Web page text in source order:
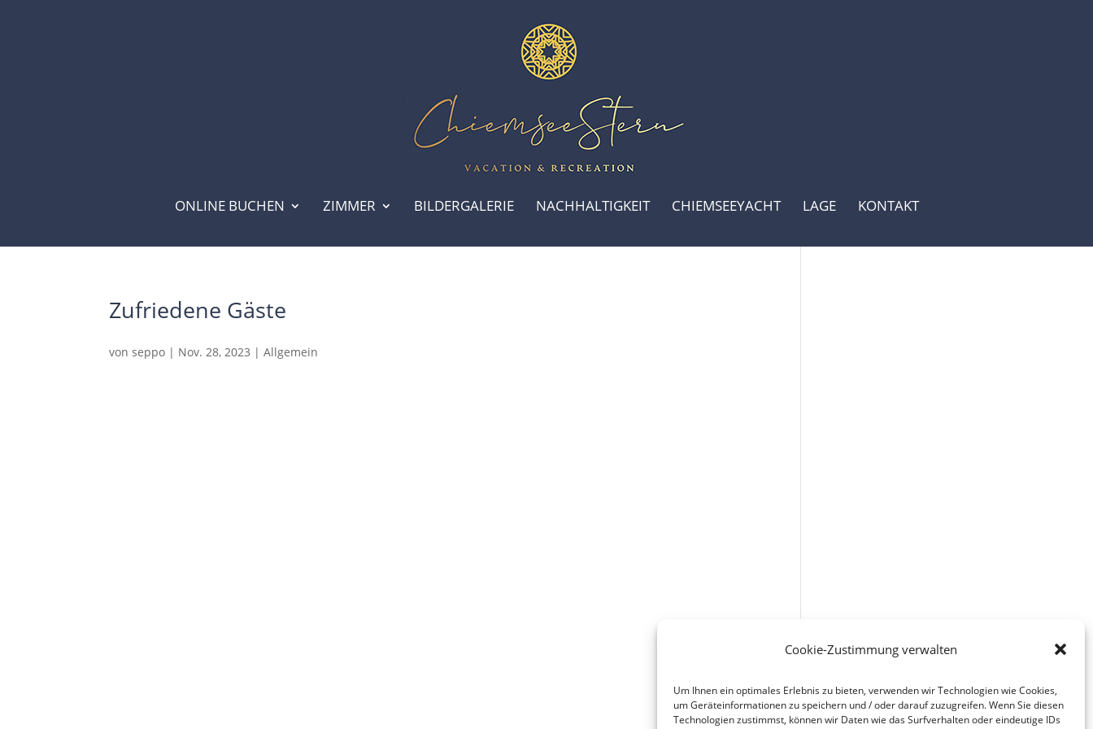
Cookie-Zustimmung verwalten
Um Ihnen ein optimales Erlebnis zu bieten, verwenden wir Technologien wie Cookies,
um Geräteinformationen zu speichern und / oder darauf zuzugreifen. Wenn Sie diesen
Technologien zustimmst, können wir Daten wie das Surfverhalten oder eindeutige IDs
ONLINE BUCHEN ZIMMER BILDERGALERIE NACHHALTIGKEIT CHIEMSEEYACHT LAGE KONTAKT
Zufriedene Gäste
vonseppo | Nov. 28, 2023 |Allgemein